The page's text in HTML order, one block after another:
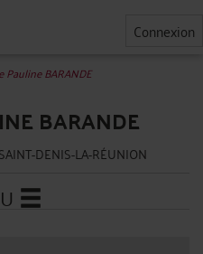
Connexion
Pauline BARANDE
BARANDE
DENIS-LA-RÉUNION